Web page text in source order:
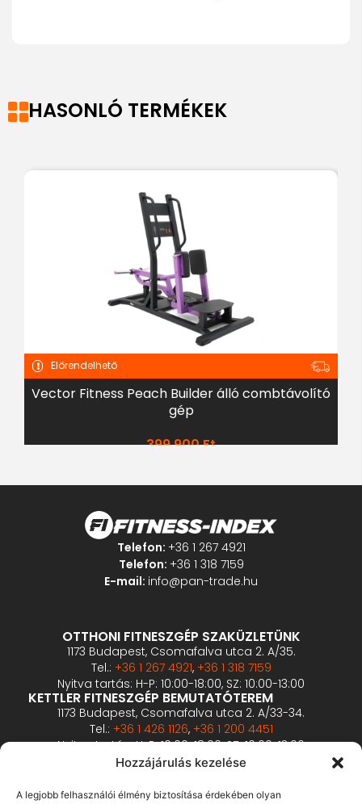
Hozzájárulás kezelése
A legjobb felhasználói élmény biztosítása érdekében olyan
HASONLÓ TERMÉKEK
Előrendelhető
Vector Fitness Peach Builder álló combtávolító
gép
399 900Ft
Telefon: +36 1 267 4921
Telefon: +36 1 318 7159
E-mail: info@pan-trade.hu
OTTHONI FITNESZGÉP SZAKÜZLETÜNK
1173 Budapest, Csomafalva utca 2. A/35.
Tel.: +36 1 267 4921, +36 1 318 7159
Nyitva tartás: H-P: 10:00-18:00, SZ: 10:00-13:00
KETTLER FITNESZGÉP BEMUTATÓTEREM
1173 Budapest, Csomafalva utca 2. A/33-34.
Tel.: +36 1 426 1126, +36 1 200 4451
Nyitva tartás: H-P: 10:00-18:00, SZ: 10:00-13:00
PROFESSZIONÁLIS FITNESZGÉP BEMUTATÓTEREM
2360 Gyál, Vállalkozó u. 12.
Tel.: +36 1 900 0657